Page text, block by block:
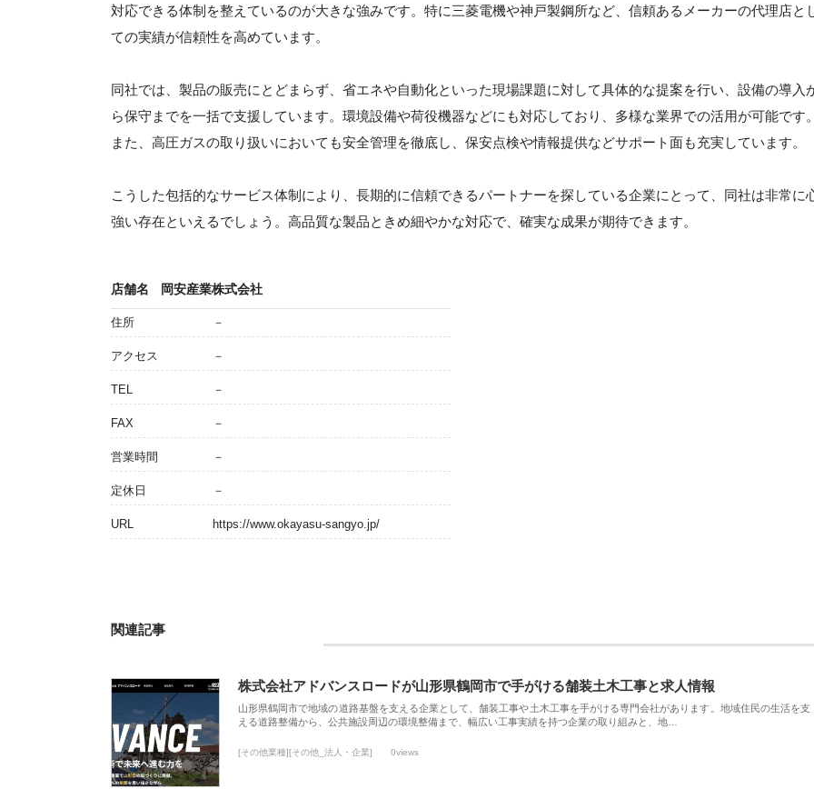
対応できる体制を整えているのが大きな強みです。特に三菱電機や神戸製鋼所など、信頼あるメーカーの代理店と
ての実績が信頼性を高めています。
同社では、製品の販売にとどまらず、省エネや自動化といった現場課題に対して具体的な提案を行い、設備の導入
ら保守までを一括で支援しています。環境設備や荷役機器などにも対応しており、多様な業界での活用が可能です。
また、高圧ガスの取り扱いにおいても安全管理を徹底し、保安点検や情報提供などサポート面も充実しています。
こうした包括的なサービス体制により、長期的に信頼できるパートナーを探している企業にとって、同社は非常に
強い存在といえるでしょう。高品質な製品ときめ細やかな対応で、確実な成果が期待できます。
店舗名 岡安産業株式会社
住所 －
アクセス －
TEL －
FAX －
営業時間 －
定休日 －
URL https://www.okayasu-sangyo.jp/
関連記事
株式会社アドバンスロードが山形県鶴岡市で手がける舗装土木工事と求人情報
山形県鶴岡市で地域の道路基盤を支える企業として、舗装工事や土木工事を手がける専門会社があります。地域住民の生活を支
える道路整備から、公共施設周辺の環境整備まで、幅広い工事実績を持つ企業の取り組みと、地…
[その他業種][その他_法人・企業] 0views